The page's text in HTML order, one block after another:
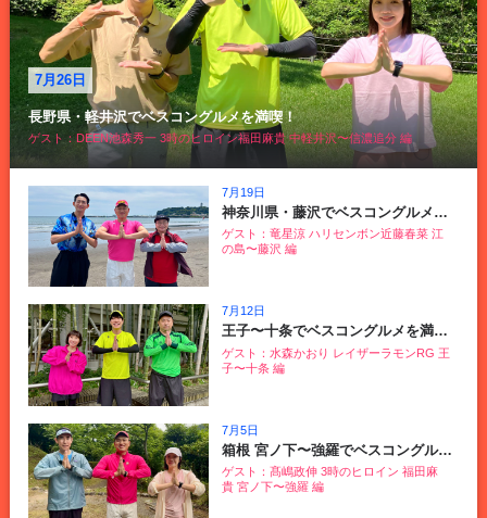
7月26日
長野県・軽井沢でベスコングルメを満喫！
ゲスト：DEEN池森秀一 3時のヒロイン福田麻貴 中軽井沢〜信濃追分 編
7月19日
神奈川県・藤沢でベスコングルメを満喫！
ゲスト：竜星涼 ハリセンボン近藤春菜 江
の島〜藤沢 編
7月12日
王子〜十条でベスコングルメを満喫！
ゲスト：水森かおり レイザーラモンRG 王
子〜十条 編
7月5日
箱根 宮ノ下〜強羅でベスコングルメを満喫！
ゲスト：髙嶋政伸 3時のヒロイン 福田麻
貴 宮ノ下〜強羅 編